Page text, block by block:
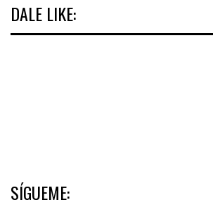
DALE LIKE:
SÍGUEME: